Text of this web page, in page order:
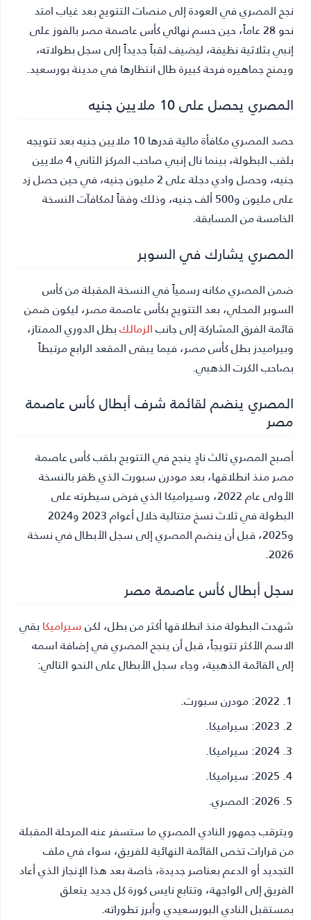
نجح المصري في العودة إلى منصات التتويج بعد غياب امتد
نحو 28 عاماً، حين حسم نهائي كأس عاصمة مصر بالفوز على
إنبي بثلاثية نظيفة، ليضيف لقباً جديداً إلى سجل بطولاته،
ويمنح جماهيره فرحة كبيرة طال انتظارها في مدينة بورسعيد.
المصري يحصل على 10 ملايين جنيه
حصد المصري مكافأة مالية قدرها 10 ملايين جنيه بعد تتويجه
بلقب البطولة، بينما نال إنبي صاحب المركز الثاني 4 ملايين
جنيه، وحصل وادي دجلة على 2 مليون جنيه، في حين حصل زد
على مليون و500 ألف جنيه، وذلك وفقاً لمكافآت النسخة
الخامسة من المسابقة.
المصري يشارك في السوبر
ضمن المصري مكانه رسمياً في النسخة المقبلة من كأس
السوبر المحلي، بعد التتويج بكأس عاصمة مصر، ليكون ضمن
قائمة الفرق المشاركة إلى جانبالزمالكبطل الدوري الممتاز،
وبيراميدز بطل كأس مصر، فيما يبقى المقعد الرابع مرتبطاً
بصاحب الكرت الذهبي.
المصري ينضم لقائمة شرف أبطال كأس عاصمة
مصر
أصبح المصري ثالث نادٍ ينجح في التتويج بلقب كأس عاصمة
مصر منذ انطلاقها، بعد مودرن سبورت الذي ظفر بالنسخة
الأولى عام 2022، وسيراميكا الذي فرض سيطرته على
البطولة في ثلاث نسخ متتالية خلال أعوام 2023 و2024
و2025، قبل أن ينضم المصري إلى سجل الأبطال في نسخة
2026.
سجل أبطال كأس عاصمة مصر
شهدت البطولة منذ انطلاقها أكثر من بطل، لكنسيراميكابقي
الاسم الأكثر تتويجاً، قبل أن ينجح المصري في إضافة اسمه
إلى القائمة الذهبية، وجاء سجل الأبطال على النحو التالي:
2022: مودرن سبورت.
2023: سيراميكا.
2024: سيراميكا.
2025: سيراميكا.
2026: المصري.
ويترقب جمهور النادي المصري ما ستسفر عنه المرحلة المقبلة
من قرارات تخص القائمة النهائية للفريق، سواء في ملف
التجديد أو الدعم بعناصر جديدة، خاصة بعد هذا الإنجاز الذي أعاد
الفريق إلى الواجهة، وتتابعنايس كورةكل جديد يتعلق
بمستقبل النادي البورسعيدي وأبرز تطوراته.